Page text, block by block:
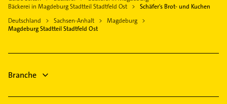
Ottersleben
Reform
Rothensee
Bördeland
Rohrreinigung
Ärztehaus
Allgemeinarzt
Arzt
Elektro Reparatur
Bäckerei in Magdeburg Stadtteil Stadtfeld Ost
Schäfer's Brot- und Kuchen
Deutschland
Sachsen-Anhalt
Magdeburg
Magdeburg Stadtteil Stadtfeld Ost
Branche